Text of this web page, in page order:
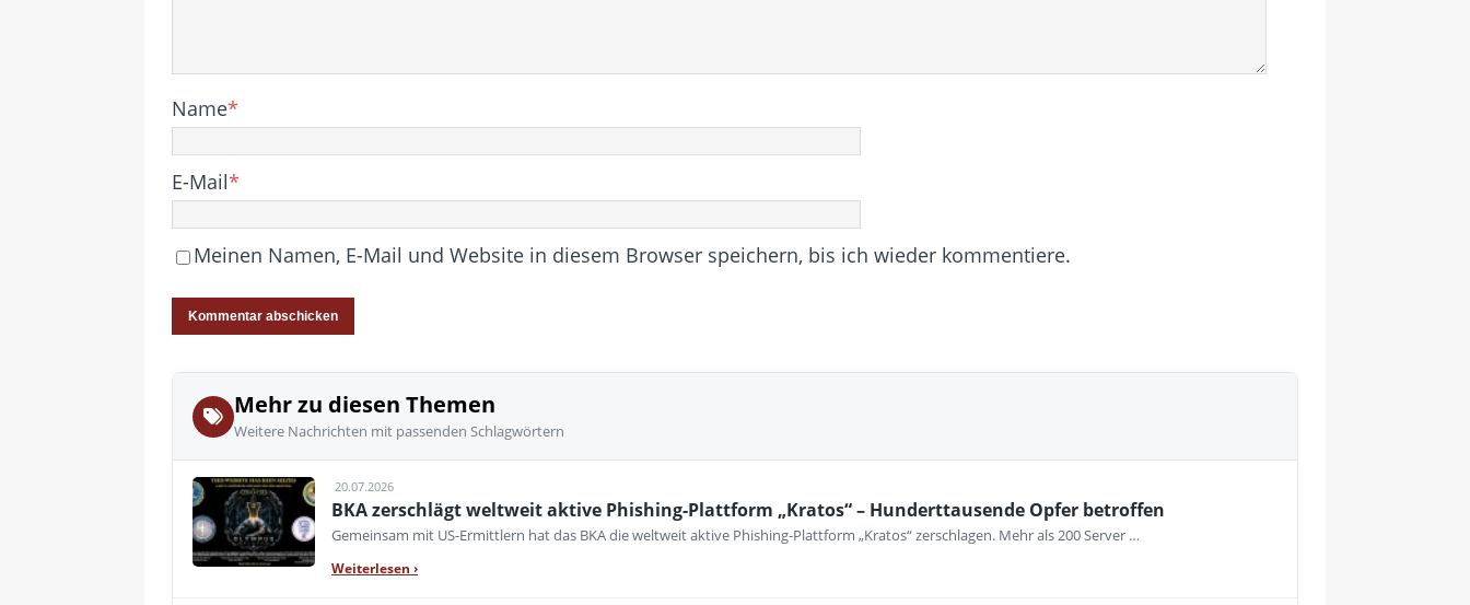
Name*
E-Mail*
Meinen Namen, E-Mail und Website in diesem Browser speichern, bis ich wieder kommentiere.
Mehr zu diesen Themen
Weitere Nachrichten mit passenden Schlagwörtern
20.07.2026
BKA zerschlägt weltweit aktive Phishing-Plattform „Kratos“ – Hunderttausende Opfer betroffen
Gemeinsam mit US-Ermittlern hat das BKA die weltweit aktive Phishing-Plattform „Kratos“ zerschlagen. Mehr als 200 Server …
Weiterlesen ›